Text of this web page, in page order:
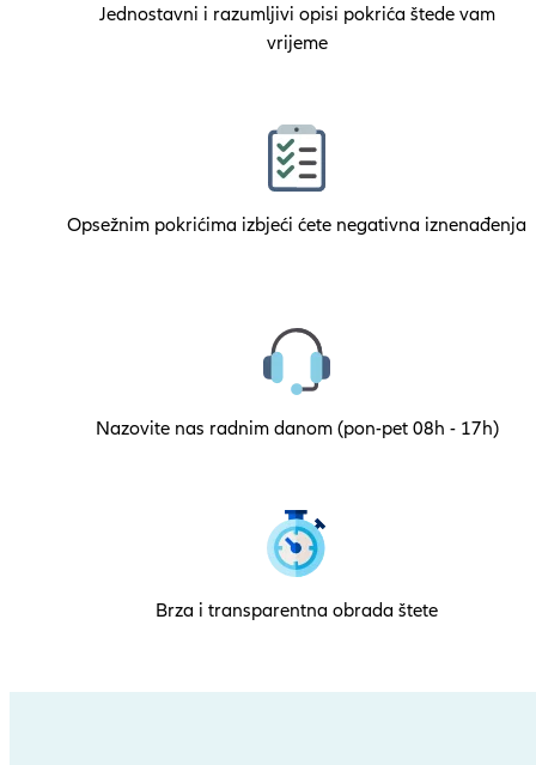
Jednostavni i razumljivi opisi pokrića štede vam
vrijeme
Opsežnim pokrićima izbjeći ćete negativna iznenađenja
Nazovite nas radnim danom (pon-pet 08h - 17h)
Brza i transparentna obrada štete